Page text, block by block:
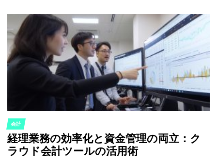
POSTED
IN
会計
経理業務の効率化と資金管理の両立：ク
ラウド会計ツールの活用術